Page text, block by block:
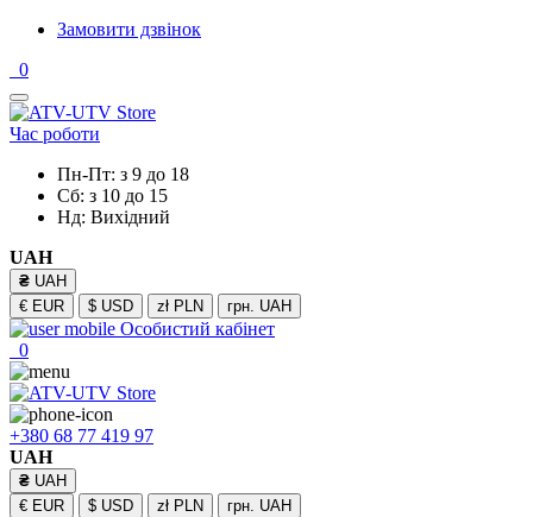
Замовити дзвінок
0
Час роботи
Пн-Пт: з 9 до 18
Сб: з 10 до 15
Нд: Вихідний
UAH
₴ UAH
€ EUR $ USD zł PLN грн. UAH
Особистий кабінет
0
+380 68 77 419 97
UAH
₴ UAH
€ EUR $ USD zł PLN грн. UAH